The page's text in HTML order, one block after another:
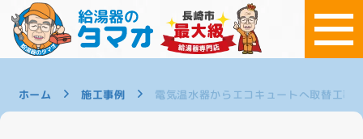
ホーム 施工事例 電気温水器からエコキュートへ取替工事